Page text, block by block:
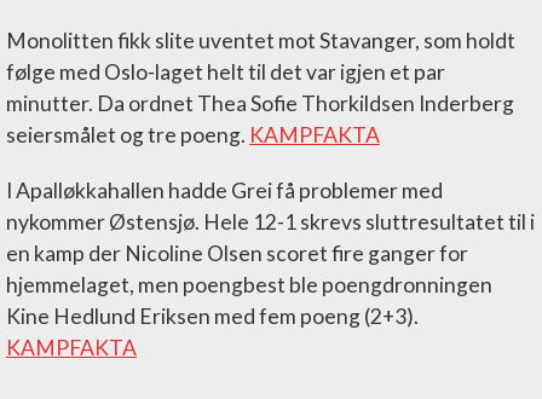
Monolitten fikk slite uventet mot Stavanger, som holdt
følge med Oslo-laget helt til det var igjen et par
minutter. Da ordnet Thea Sofie Thorkildsen Inderberg
seiersmålet og tre poeng. KAMPFAKTA
I Apalløkkahallen hadde Grei få problemer med
nykommer Østensjø. Hele 12-1 skrevs sluttresultatet til i
en kamp der Nicoline Olsen scoret fire ganger for
hjemmelaget, men poengbest ble poengdronningen
Kine Hedlund Eriksen med fem poeng (2+3).
KAMPFAKTA